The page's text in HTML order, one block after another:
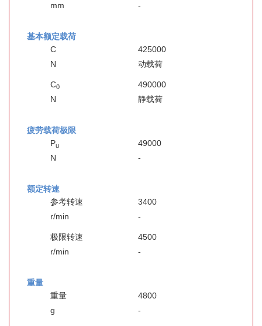
mm
-
基本额定载荷
C
425000
N
动载荷
C0
490000
N
静载荷
疲劳载荷极限
Pu
49000
N
-
额定转速
参考转速
3400
r/min
-
极限转速
4500
r/min
-
重量
重量
4800
g
-